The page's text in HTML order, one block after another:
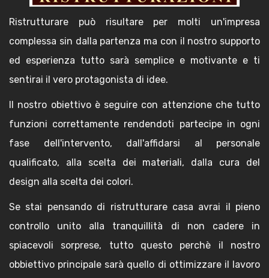
Ristrutturare può risultare per molti un'impresa
complessa sin dalla partenza ma con il nostro supporto
ed esperienza tutto sarà semplice e motivante e ti
sentirai il vero protagonista di idee.
Il nostro obiettivo è seguire con attenzione che tutto
funzioni correttamente rendendoti partecipe in ogni
fase dell'intervento, dall'affidarsi al personale
qualificato, alla scelta dei materiali, dalla cura del
design alla scelta dei colori.
Se stai pensando di ristrutturare casa avrai il pieno
controllo unito alla tranquillità di non cadere in
spiacevoli sorprese, tutto questo perchè il nostro
obbiettivo principale sarà quello di ottimizzare il lavoro